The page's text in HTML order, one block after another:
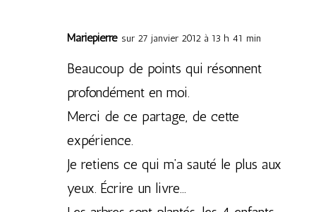
Mariepierre sur 27 janvier 2012 à 13 h 41 min
Beaucoup de points qui résonnent
profondément en moi.
Merci de ce partage, de cette
expérience.
Je retiens ce qui m’a sauté le plus aux
yeux. Écrire un livre…